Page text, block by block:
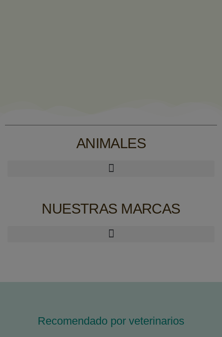
ANIMALES
NUESTRAS MARCAS
Recomendado por veterinarios